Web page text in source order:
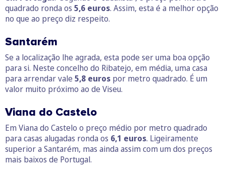
quadrado ronda os 5,6 euros. Assim, esta é a melhor opção
no que ao preço diz respeito.
Santarém
Se a localização lhe agrada, esta pode ser uma boa opção
para si. Neste concelho do Ribatejo, em média, uma casa
para arrendar vale 5,8 euros por metro quadrado. É um
valor muito próximo ao de Viseu.
Viana do Castelo
Em Viana do Castelo o preço médio por metro quadrado
para casas alugadas ronda os 6,1 euros. Ligeiramente
superior a Santarém, mas ainda assim com um dos preços
mais baixos de Portugal.